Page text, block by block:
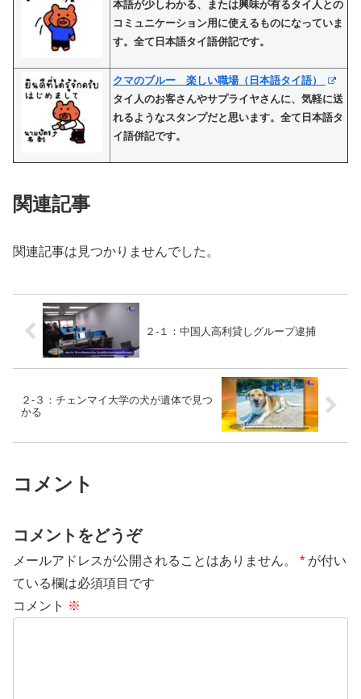
本語が少しわかる、または興味が有るタイ人との
コミュニケーション用に使えるものになっていま
す。全て日本語タイ語併記です。
クマのブルー 楽しい職場（日本語タイ語）
タイ人のお客さんやサプライヤさんに、気軽に送
れるようなスタンプだと思います。全て日本語タ
イ語併記です。
関連記事
関連記事は見つかりませんでした。
２-１：中国人高利貸しグループ逮捕
２-３：チェンマイ大学の犬が遺体で見つ
かる
コメント
コメントをどうぞ
メールアドレスが公開されることはありません。 * が付い
ている欄は必須項目です
コメント ※